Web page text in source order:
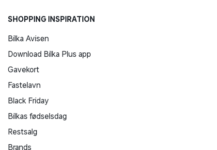
SHOPPING INSPIRATION
Bilka Avisen
Download Bilka Plus app
Gavekort
Fastelavn
Black Friday
Bilkas fødselsdag
Restsalg
Brands